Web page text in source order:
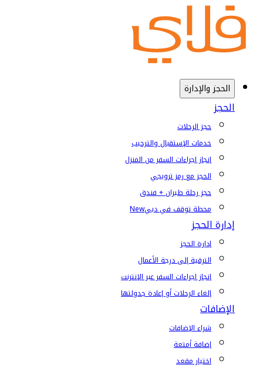
الحجز والإدارة
الحجز
حجز الرحلات
خدمات الإستقبال والترحيب
إنجاز إجراءات السفر من المنزل
الحجز مع رمز ترويجي
حجز رحلة طيران + فندق
محطة توقف في دبيNew
إدارة الحجز
إدارة الحجز
الترقية إلى درجة الأعمال
إنجاز إجراءات السفر عبر الإنترنت
إلغاء الرحلات أو إعادة جدولتها
الإضافات
شراء الإضافات
إضافة أمتعة
اختيار مقعد